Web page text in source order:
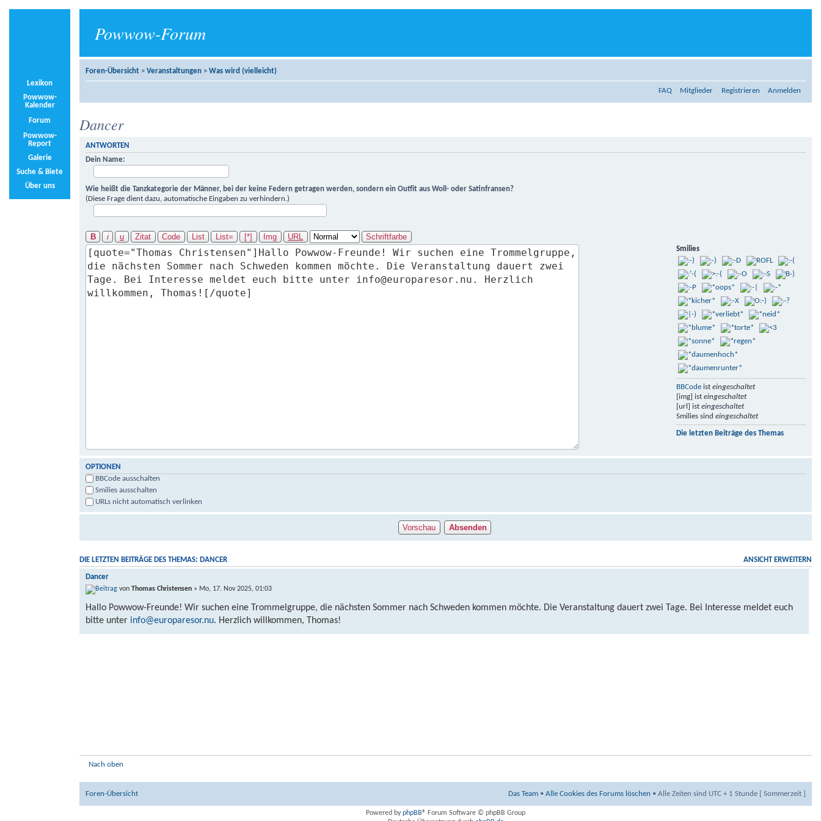
Powwow-Forum
Lexikon
Powwow-
Kalender
Forum
Powwow-
Report
Galerie
Suche & Biete
Über uns
Foren-Übersicht > Veranstaltungen > Was wird (vielleicht)
FAQ Mitglieder Registrieren Anmelden
Dancer
ANTWORTEN
Dein Name:
Wie heißt die Tanzkategorie der Männer, bei der keine Federn getragen werden, sondern ein Outfit aus Woll- oder Satinfransen?
(Diese Frage dient dazu, automatische Eingaben zu verhindern.)
Smilies
BBCodeist eingeschaltet
[img] ist eingeschaltet
[url] ist eingeschaltet
Smilies sind eingeschaltet
Die letzten Beiträge des Themas
OPTIONEN
BBCode ausschalten
Smilies ausschalten
URLs nicht automatisch verlinken
ANSICHT ERWEITERN
DIE LETZTEN BEITRÄGE DES THEMAS: DANCER
Dancer
von Thomas Christensen » Mo, 17. Nov 2025, 01:03
Hallo Powwow-Freunde! Wir suchen eine Trommelgruppe, die nächsten Sommer nach Schweden kommen möchte. Die Veranstaltung dauert zwei Tage. Bei Interesse meldet euch
bitte unter info@europaresor.nu. Herzlich willkommen, Thomas!
Nach oben
Foren-Übersicht Das Team • Alle Cookies des Forums löschen • Alle Zeiten sind UTC + 1 Stunde [ Sommerzeit ]
Powered byphpBB® Forum Software © phpBB Group